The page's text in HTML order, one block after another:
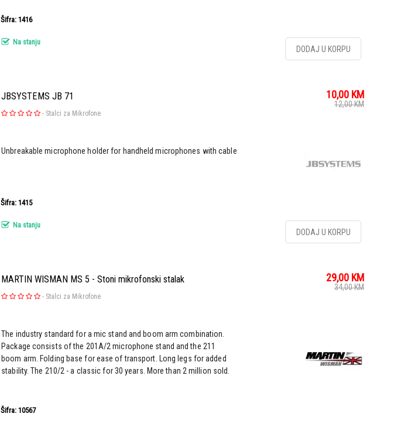
Šifra: 1416
Na stanju
DODAJ U KORPU
JBSYSTEMS JB 71
- Stalci za Mikrofone
10,00 KM
12,00KM
Unbreakable microphone holder for handheld microphones with cable
Šifra: 1415
Na stanju
DODAJ U KORPU
MARTIN WISMAN MS 5 - Stoni mikrofonski stalak
- Stalci za Mikrofone
29,00 KM
34,00KM
The industry standard for a mic stand and boom arm combination.
Package consists of the 201A/2 microphone stand and the 211
boom arm. Folding base for ease of transport. Long legs for added
stability. The 210/2 - a classic for 30 years. More than 2 million sold.
Šifra: 10567